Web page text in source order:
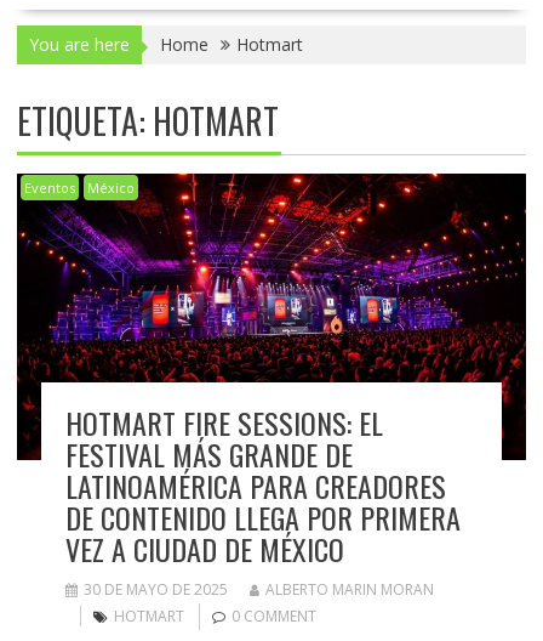
You are here Home Hotmart
ETIQUETA: HOTMART
Eventos México
HOTMART FIRE SESSIONS: EL
FESTIVAL MÁS GRANDE DE
LATINOAMÉRICA PARA CREADORES
DE CONTENIDO LLEGA POR PRIMERA
VEZ A CIUDAD DE MÉXICO
30 DE MAYO DE 2025
ALBERTO MARIN MORAN
HOTMART
0 COMMENT